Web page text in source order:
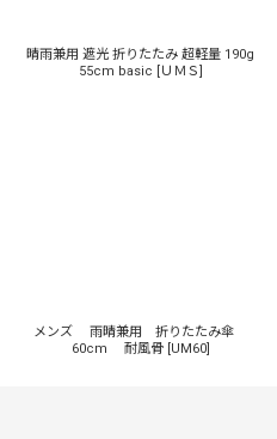
晴雨兼用 遮光 折りたたみ 超軽量 190g
55cm basic [ＵＭＳ]
メンズ 雨晴兼用 折りたたみ傘
60cm 耐風骨 [UM60]